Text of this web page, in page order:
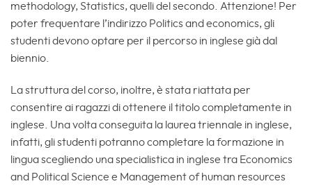
methodology, Statistics, quelli del secondo. Attenzione! Per
poter frequentare l’indirizzo Politics and economics, gli
studenti devono optare per il percorso in inglese già dal
biennio.
La struttura del corso, inoltre, è stata riattata per
consentire ai ragazzi di ottenere il titolo completamente in
inglese. Una volta conseguita la laurea triennale in inglese,
infatti, gli studenti potranno completare la formazione in
lingua scegliendo una specialistica in inglese tra Economics
and Political Science e Management of human resources